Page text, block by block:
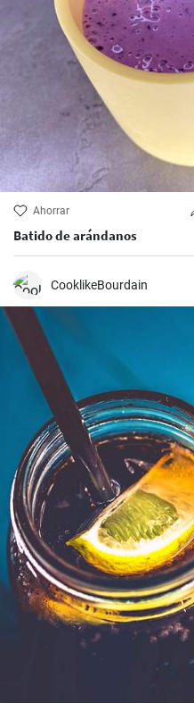
Ahorrar
Batido de arándanos
CooklikeBourdain